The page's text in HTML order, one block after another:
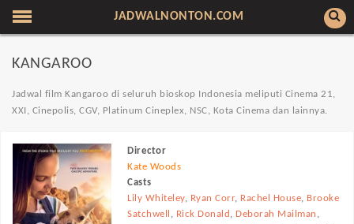
JADWALNONTON.COM
KANGAROO
Jadwal film Kangaroo di seluruh bioskop Indonesia meliputi Cinema 21,
XXI, Cinepolis, CGV, Platinum Cineplex, NSC, Kota Cinema dan lainnya.
Director
Kate Woods
Casts
Lily Whiteley, Ryan Corr, Rachel House, Brooke
Satchwell , Rick Donald , Deborah Mailman ,